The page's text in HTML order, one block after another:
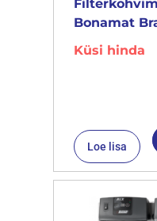
Bonamat
Küsi hinda
Loe lisa